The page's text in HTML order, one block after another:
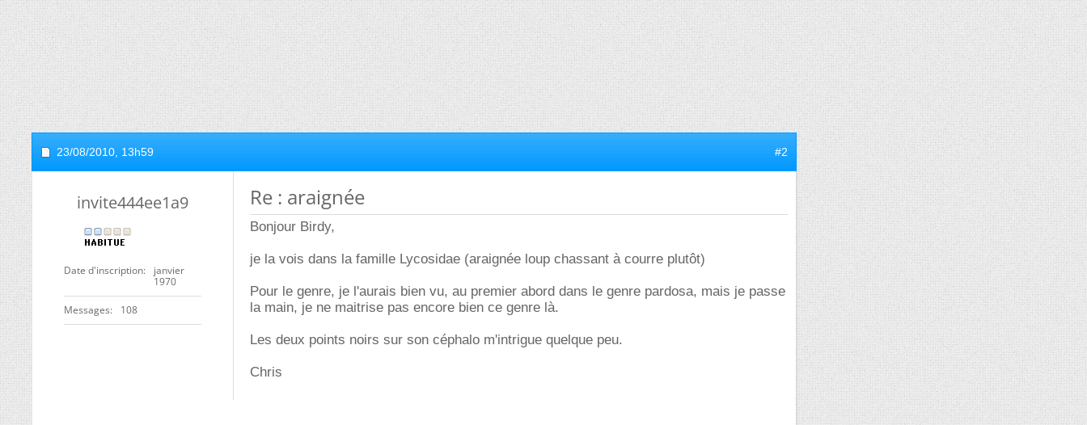
23/08/2010, 13h59 #2
invite444ee1a9
Date d'inscription
janvier
1970
Messages 108
Re : araignée
Bonjour Birdy,
je la vois dans la famille Lycosidae (araignée loup chassant à courre plutôt)
Pour le genre, je l'aurais bien vu, au premier abord dans le genre pardosa, mais je passe
la main, je ne maitrise pas encore bien ce genre là.
Les deux points noirs sur son céphalo m'intrigue quelque peu.
Chris